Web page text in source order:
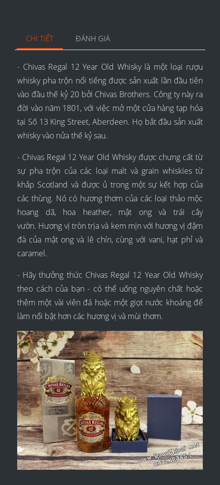
CHI TIẾT ĐÁNH GIÁ
- Chivas Regal 12 Year Old Whisky là một loại rượu
whisky pha trộn nổi tiếng được sản xuất lần đầu tiên
vào đầu thế kỷ 20 bởi Chivas Brothers. Công ty này ra
đời vào năm 1801, với việc mở một cửa hàng tạp hóa
tại Số 13 King Street, Aberdeen. Họ bắt đầu sản xuất
whisky vào nửa thế kỷ sau.
- Chivas Regal 12 Year Old Whisky được chưng cất từ
sự pha trộn của các loại malt và grain whiskies từ
khắp Scotland và được ủ trong một sự kết hợp của
các thùng. Nó có hương thơm của các loại thảo mộc
hoang dã, hoa heather, mật ong và trái cây
vườn. Hương vị tròn trịa và kem mịn với hương vị đậm
đà của mật ong và lê chín, cùng với vani, hạt phỉ và
caramel.
- Hãy thưởng thức Chivas Regal 12 Year Old Whisky
theo cách của bạn - có thể uống nguyên chất hoặc
thêm một vài viên đá hoặc một giọt nước khoáng để
làm nổi bật hơn các hương vị và mùi thơm.